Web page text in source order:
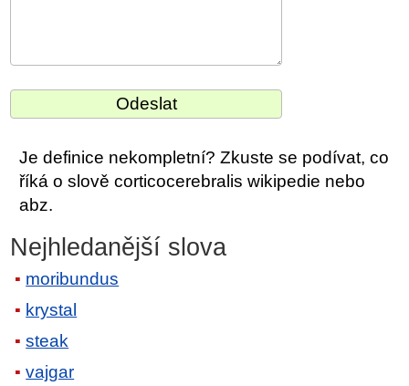
Je definice nekompletní? Zkuste se podívat, co
říká o slově corticocerebralis wikipedie nebo
abz.
Nejhledanější slova
moribundus
krystal
steak
vajgar